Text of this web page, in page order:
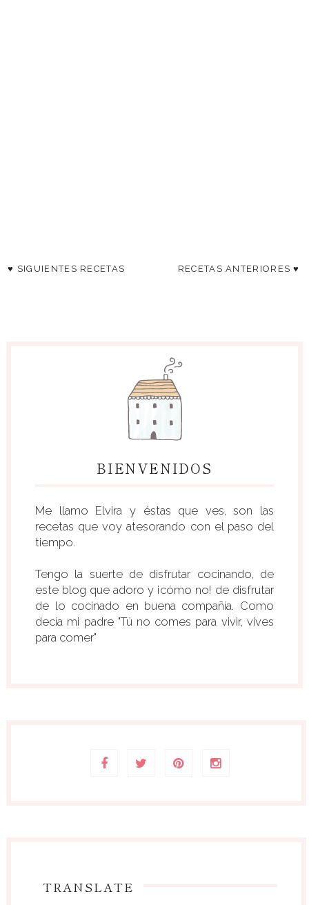
♥ SIGUIENTES RECETAS RECETAS ANTERIORES ♥
BIENVENIDOS
Me llamo Elvira y éstas que ves, son las
recetas que voy atesorando con el paso del
tiempo.
Tengo la suerte de disfrutar cocinando, de
este blog que adoro y ¡cómo no! de disfrutar
de lo cocinado en buena compañía. Como
decía mi padre "Tú no comes para vivir, vives
para comer"
TRANSLATE